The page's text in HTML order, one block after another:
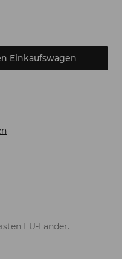
Einkaufswagen
EU-Länder.